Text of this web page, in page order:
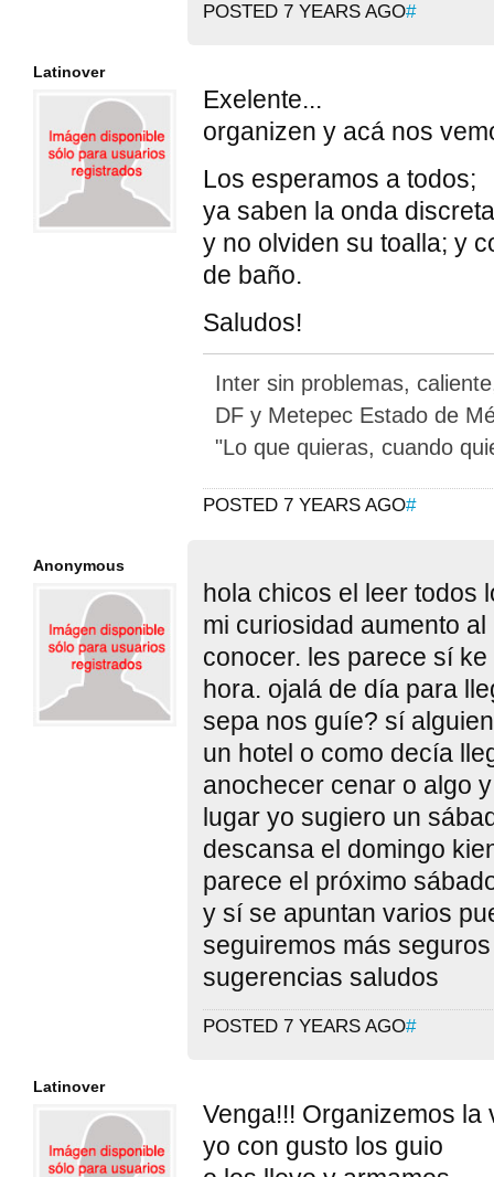
POSTED 7 YEARS AGO#
Latinover
Exelente...
organizen y acá nos
Los esperamos a todos;
ya saben la onda discreta
y no olviden su toalla; y
de baño.
Saludos!
Inter sin problemas,
DF y Metepec Estado de
"Lo que quieras, cuando
POSTED 7 YEARS AGO#
Anonymous
hola chicos el leer todos
mi curiosidad aumento
conocer. les parece sí
hora. ojalá de día para
sepa nos guíe? sí
un hotel o como decía
anochecer cenar o algo
lugar yo sugiero un
descansa el domingo
parece el próximo
y sí se apuntan varios
seguiremos más
sugerencias saludos
POSTED 7 YEARS AGO#
Latinover
Venga!!! Organizemos la
yo con gusto los guio